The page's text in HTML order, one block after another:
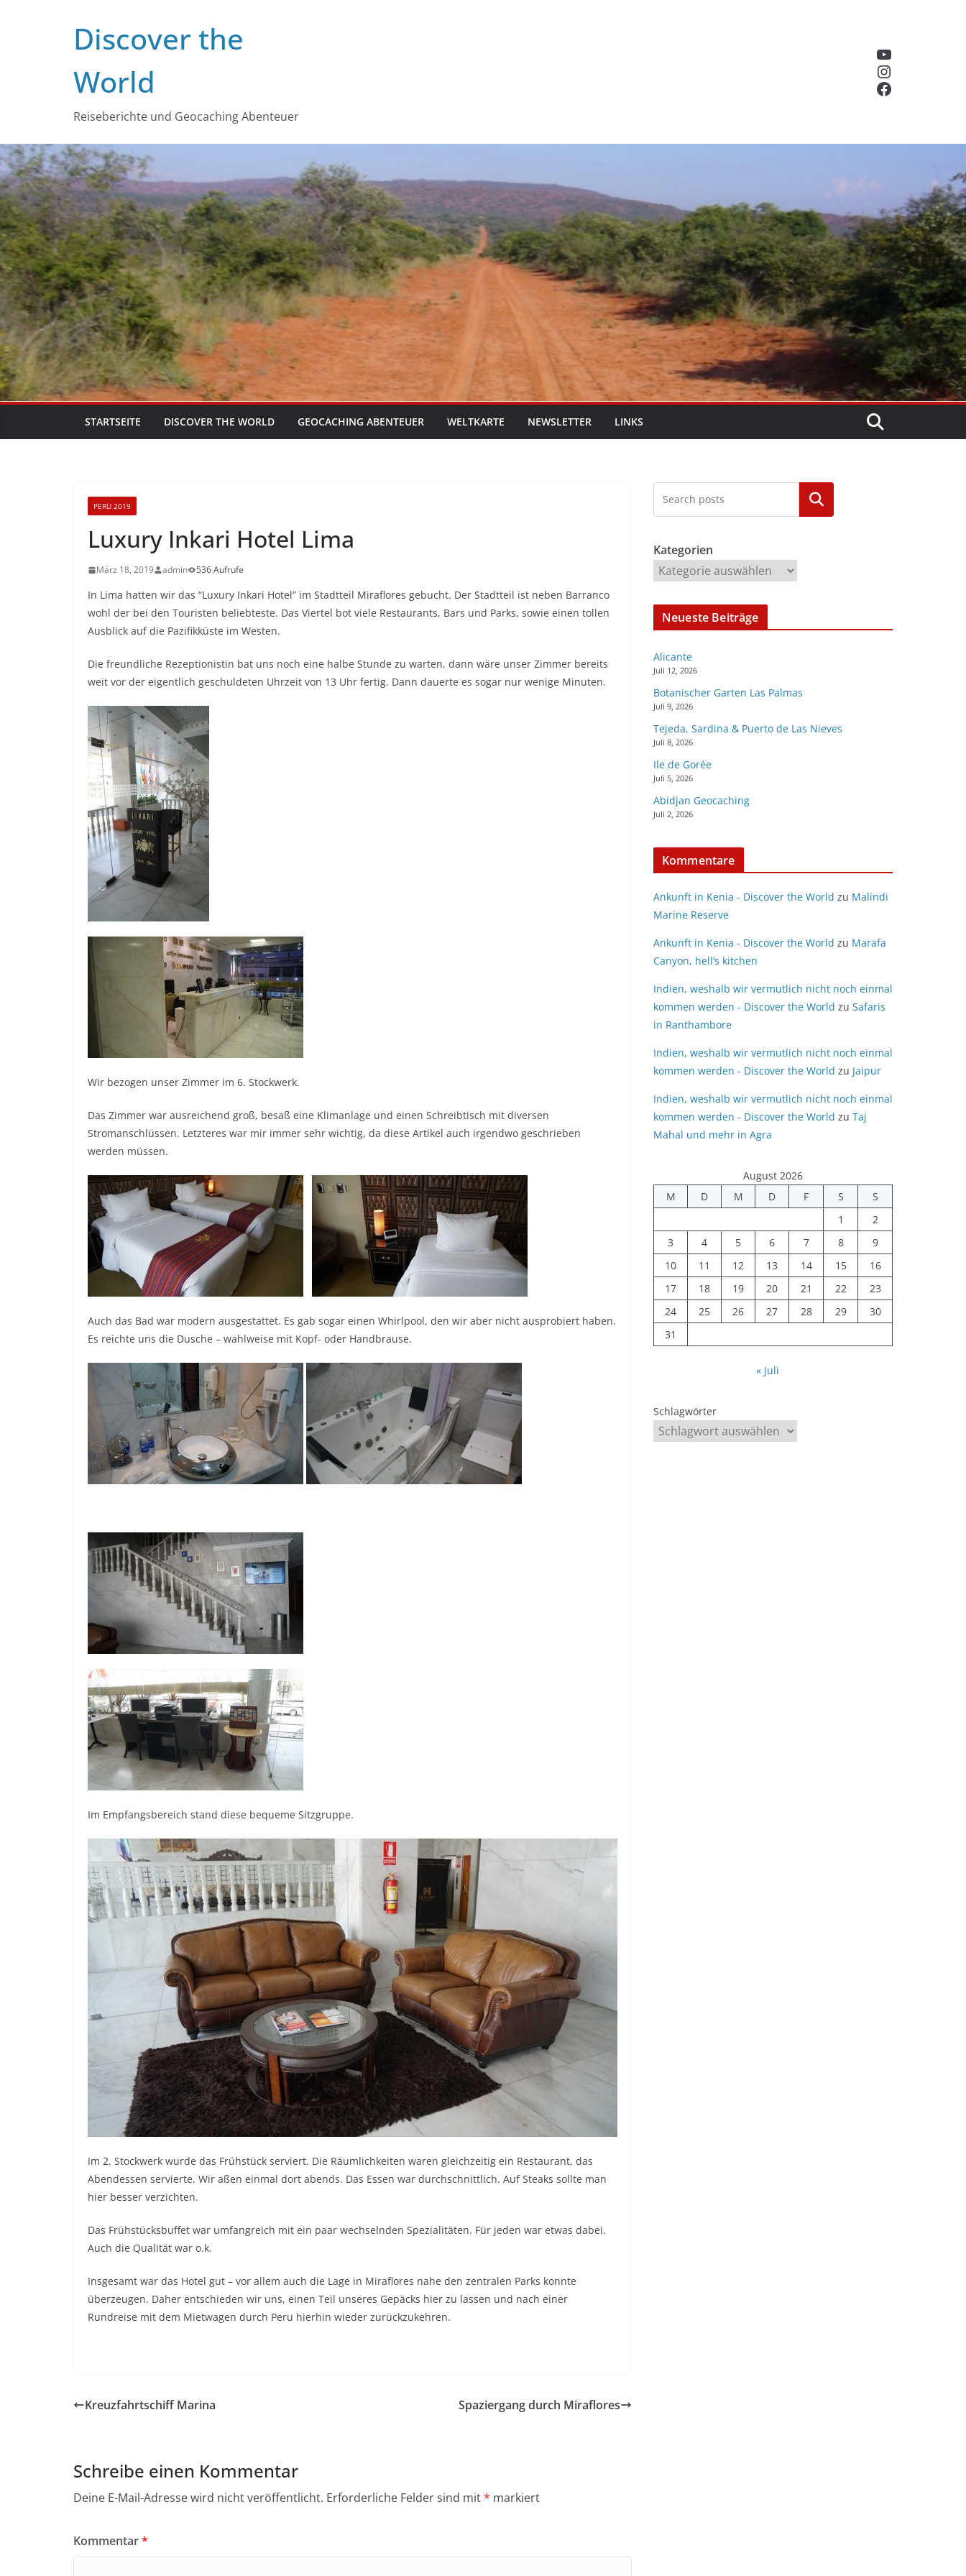
Discover the
World
Reiseberichte und Geocaching Abenteuer
YouTube
Instagram
Facebook
STARTSEITE DISCOVER THE WORLD GEOCACHING ABENTEUER WELTKARTE NEWSLETTER LINKS
PERU 2019
Luxury Inkari Hotel Lima
März 18, 2019 admin 536 Aufrufe
In Lima hatten wir das “Luxury Inkari Hotel” im Stadtteil Miraflores gebucht. Der Stadtteil ist neben Barranco
wohl der bei den Touristen beliebteste. Das Viertel bot viele Restaurants, Bars und Parks, sowie einen tollen
Ausblick auf die Pazifikküste im Westen.
Die freundliche Rezeptionistin bat uns noch eine halbe Stunde zu warten, dann wäre unser Zimmer bereits
weit vor der eigentlich geschuldeten Uhrzeit von 13 Uhr fertig. Dann dauerte es sogar nur wenige Minuten.
Wir bezogen unser Zimmer im 6. Stockwerk.
Das Zimmer war ausreichend groß, besaß eine Klimanlage und einen Schreibtisch mit diversen
Stromanschlüssen. Letzteres war mir immer sehr wichtig, da diese Artikel auch irgendwo geschrieben
werden müssen.
Auch das Bad war modern ausgestattet. Es gab sogar einen Whirlpool, den wir aber nicht ausprobiert haben.
Es reichte uns die Dusche – wahlweise mit Kopf- oder Handbrause.
Im Empfangsbereich stand diese bequeme Sitzgruppe.
Im 2. Stockwerk wurde das Frühstück serviert. Die Räumlichkeiten waren gleichzeitig ein Restaurant, das
Abendessen servierte. Wir aßen einmal dort abends. Das Essen war durchschnittlich. Auf Steaks sollte man
hier besser verzichten.
Das Frühstücksbuffet war umfangreich mit ein paar wechselnden Spezialitäten. Für jeden war etwas dabei.
Auch die Qualität war o.k.
Insgesamt war das Hotel gut – vor allem auch die Lage in Miraflores nahe den zentralen Parks konnte
überzeugen. Daher entschieden wir uns, einen Teil unseres Gepäcks hier zu lassen und nach einer
Rundreise mit dem Mietwagen durch Peru hierhin wieder zurückzukehren.
Kreuzfahrtschiff Marina Spaziergang durch Miraflores
Schreibe einen Kommentar
Deine E-Mail-Adresse wird nicht veröffentlicht. Erforderliche Felder sind mit* markiert
Kommentar*
Kategorien
Kategorien
Neueste Beiträge
Alicante
Juli 12, 2026
Botanischer Garten Las Palmas
Juli 9, 2026
Tejeda, Sardina & Puerto de Las Nieves
Juli 8, 2026
Ile de Gorée
Juli 5, 2026
Abidjan Geocaching
Juli 2, 2026
Kommentare
Ankunft in Kenia - Discover the World zu Malindi
Marine Reserve
Ankunft in Kenia - Discover the World zu Marafa
Canyon, hell’s kitchen
Indien, weshalb wir vermutlich nicht noch einmal
kommen werden - Discover the World zu Safaris
in Ranthambore
Indien, weshalb wir vermutlich nicht noch einmal
kommen werden - Discover the World zu Jaipur
Indien, weshalb wir vermutlich nicht noch einmal
kommen werden - Discover the World zu Taj
Mahal und mehr in Agra
August 2026
M
D M D F S
S
1
2
3
4 5 6 7 8
9
10
11 12 13 14 15
16
17
18 19 20 21 22
23
24
25 26 27 28 29
30
31
« Juli
Schlagwörter